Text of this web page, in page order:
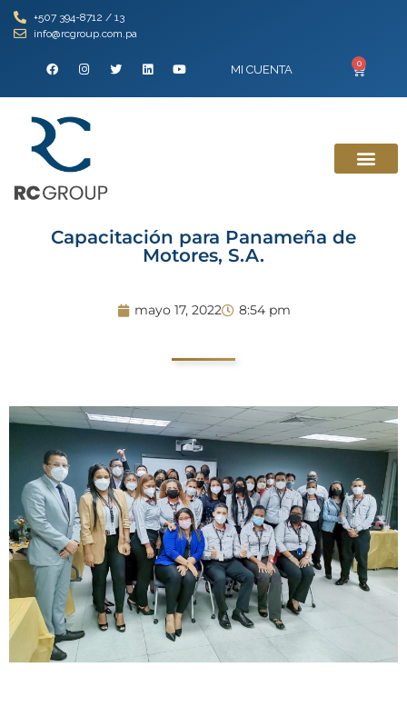
+507 394-8712 / 13
info@rcgroup.com.pa
MI CUENTA 0
Capacitación para Panameña de
Motores, S.A.
mayo 17, 2022 8:54 pm